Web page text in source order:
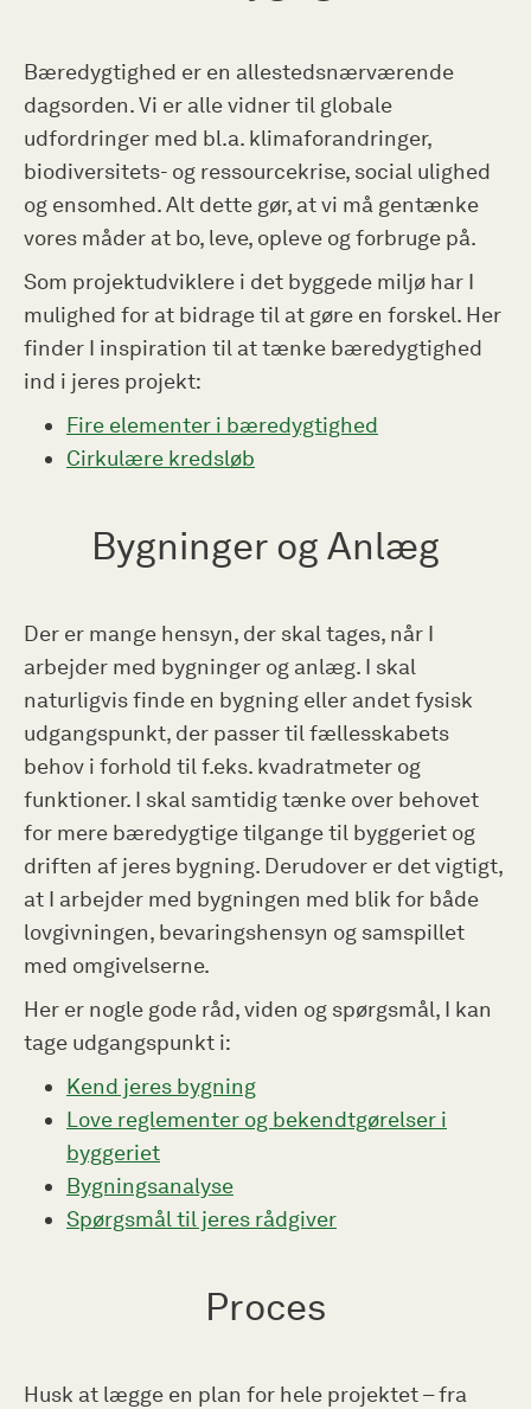
Bæredygtighed er en allestedsnærværende
dagsorden. Vi er alle vidner til globale
udfordringer med bl.a. klimaforandringer,
biodiversitets- og ressourcekrise, social ulighed
og ensomhed. Alt dette gør, at vi må gentænke
vores måder at bo, leve, opleve og forbruge på.
Som projektudviklere i det byggede miljø har I
mulighed for at bidrage til at gøre en forskel. Her
finder I inspiration til at tænke bæredygtighed
ind i jeres projekt:
Fire elementer i bæredygtighed
Cirkulære kredsløb
Bygninger og Anlæg
Der er mange hensyn, der skal tages, når I
arbejder med bygninger og anlæg. I skal
naturligvis finde en bygning eller andet fysisk
udgangspunkt, der passer til fællesskabets
behov i forhold til f.eks. kvadratmeter og
funktioner. I skal samtidig tænke over behovet
for mere bæredygtige tilgange til byggeriet og
driften af jeres bygning. Derudover er det vigtigt,
at I arbejder med bygningen med blik for både
lovgivningen, bevaringshensyn og samspillet
med omgivelserne.
Her er nogle gode råd, viden og spørgsmål, I kan
tage udgangspunkt i:
Kend jeres bygning
Love reglementer og bekendtgørelser i
byggeriet
Bygningsanalyse
Spørgsmål til jeres rådgiver
Proces
Husk at lægge en plan for hele projektet – fra